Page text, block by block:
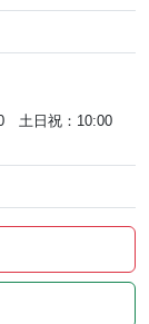
土日祝：10:00